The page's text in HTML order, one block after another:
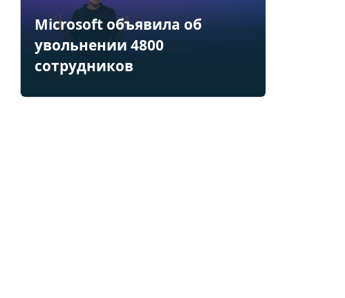
Microsoft объявила об
увольнении 4800
сотрудников